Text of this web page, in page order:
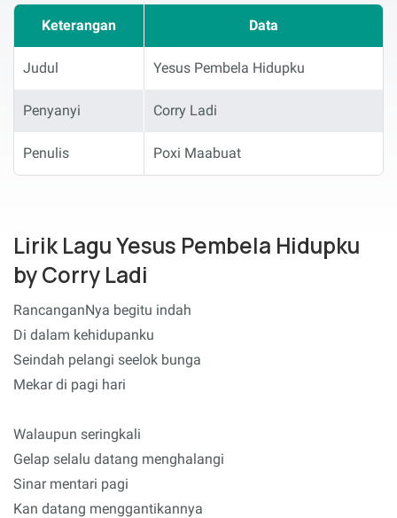
Keterangan Data
Judul Yesus Pembela Hidupku
Penyanyi Corry Ladi
Penulis Poxi Maabuat
Lirik Lagu Yesus Pembela Hidupku
by Corry Ladi
RancanganNya begitu indah
Di dalam kehidupanku
Seindah pelangi seelok bunga
Mekar di pagi hari
Walaupun seringkali
Gelap selalu datang menghalangi
Sinar mentari pagi
Kan datang menggantikannya